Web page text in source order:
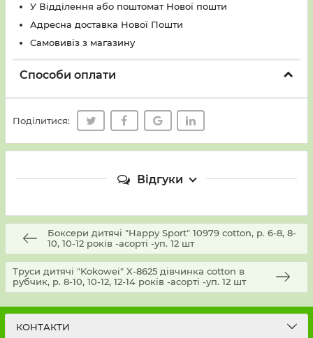
У Вiддiлення або поштомат Нової пошти
Адресна доставка Нової Пошти
Самовивіз з магазину
Способи оплати
Поділитися:
Відгуки
Боксери дитячі "Happy Sport" 10979 cotton, р. 6-8, 8-
10, 10-12 років -асорті -уп. 12 шт
Труси дитячі "Kokowei" X-8625 дівчинка cotton в
рубчик, р. 8-10, 10-12, 12-14 років -асорті -уп. 12 шт
КОНТАКТИ